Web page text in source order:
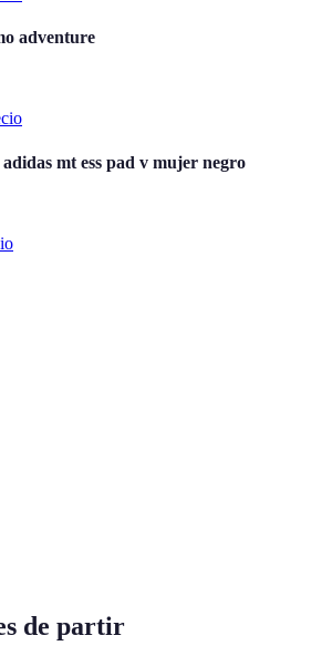
adventure
mt ess pad v mujer negro
de partir